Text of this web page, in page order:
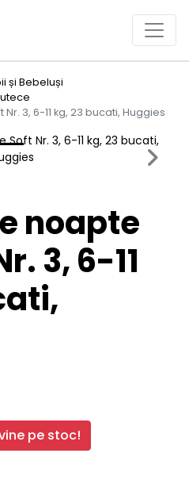
și Bebeluși
3, 6-11 kg, 23 bucati, Huggies
Next
noapte
3, 6-11
pe stoc!